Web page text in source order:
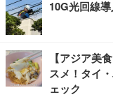
10G光回線
【アジア美
スメ！タイ
ェック